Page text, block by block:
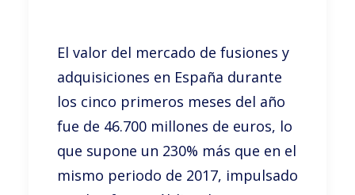
El valor del mercado de fusiones y
adquisiciones en España durante
los cinco primeros meses del año
fue de 46.700 millones de euros, lo
que supone un 230% más que en el
mismo periodo de 2017, impulsado